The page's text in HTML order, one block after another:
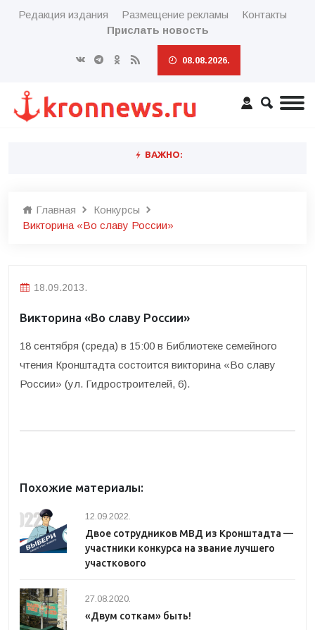
Редакция издания Размещение рекламы
Контакты
Прислать новость
08.08.2026.
ВАЖНО:
Главная
Конкурсы
Викторина «Во славу России»
18.09.2013.
Викторина «Во славу России»
18 сентября (среда) в 15:00 в Библиотеке семейного
чтения Кронштадта состоится викторина «Во славу
России» (ул. Гидростроителей, 6).
Похожие материалы:
12.09.2022.
Двое сотрудников МВД из Кронштадта —
участники конкурса на звание лучшего
участкового
27.08.2020.
«Двум соткам» быть!